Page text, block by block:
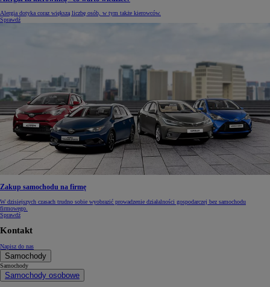
Alergia dotyka coraz większą liczbę osób, w tym także kierowców.
Sprawdź
Zakup samochodu na firmę
W dzisiejszych czasach trudno sobie wyobrazić prowadzenie działalności gospodarczej bez samochodu
firmowego.
Sprawdź
Kontakt
Napisz do nas
Samochody
Samochody
Samochody osobowe